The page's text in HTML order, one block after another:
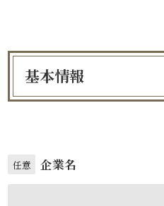
基本情報
任意 企業名